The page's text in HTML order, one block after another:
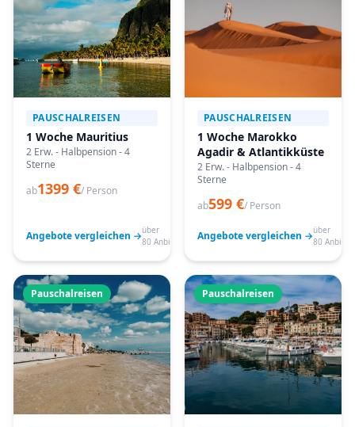
PAUSCHALREISEN
1 Woche Mauritius
2 Erw. - Halbpension - 4
Sterne
ab1399 €/ Person
Angebote vergleichen →über
80 Anbieter
PAUSCHALREISEN
1 Woche Marokko
Agadir & Atlantikküste
2 Erw. - Halbpension - 4
Sterne
ab599 €/ Person
Angebote vergleichen →über
80
Pauschalreisen Pauschalreisen